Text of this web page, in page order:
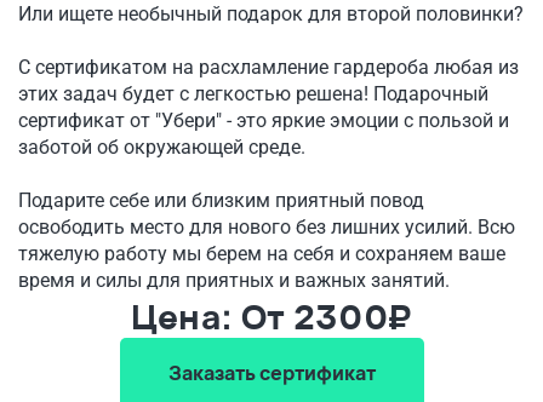
Или ищете необычный подарок для второй половинки?
С сертификатом на расхламление гардероба любая из
этих задач будет с легкостью решена! Подарочный
сертификат от "Убери" - это яркие эмоции с пользой и
заботой об окружающей среде.
Подарите себе или близким приятный повод
освободить место для нового без лишних усилий. Всю
тяжелую работу мы берем на себя и сохраняем ваше
время и силы для приятных и важных занятий.
Цена: От 2300₽
Заказать сертификат